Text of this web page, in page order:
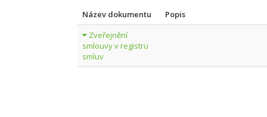
Název dokumentu
Popis
Zveřejnění
smlouvy v registru
smluv